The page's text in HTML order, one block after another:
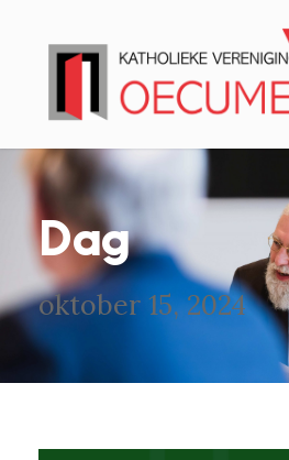
Dag
oktober 15, 2024